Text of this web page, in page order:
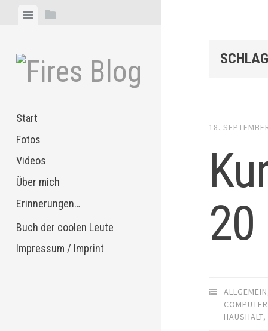
MenüSeitenleiste
Start
Fotos
Videos
Über mich
Erinnerungen…
Buch der coolen Leute
Impressum / Imprint
18.
ALLGEMEIN
COMPUTER
HAUSHALT